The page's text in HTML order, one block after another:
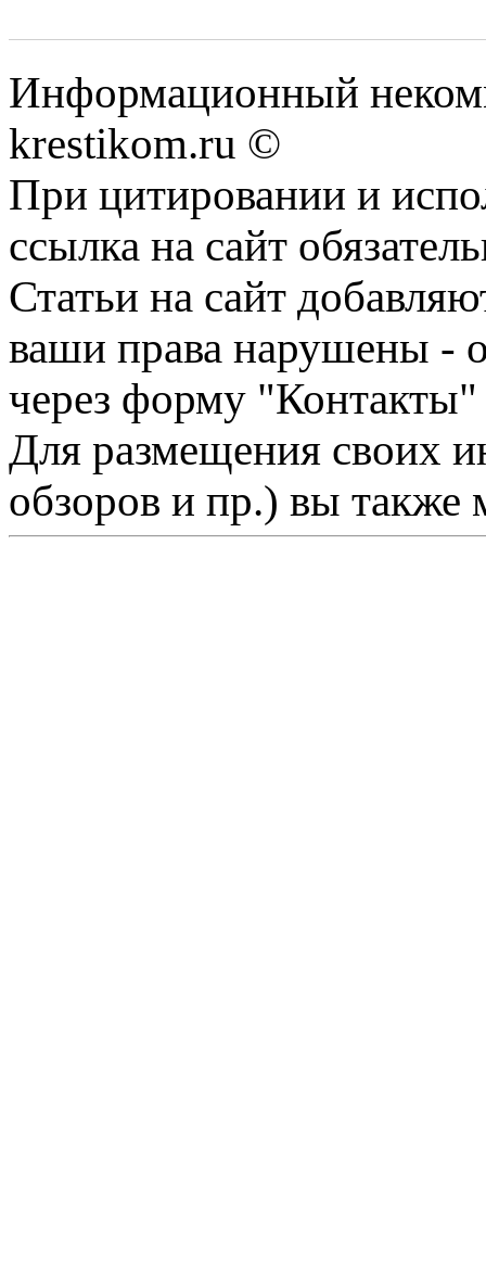
Информационный
krestikom.ru ©
При цитировании и
ссылка на сайт
Статьи на сайт
ваши права нарушены -
через форму "Контакты"
Для размещения своих
обзоров и пр.) вы также